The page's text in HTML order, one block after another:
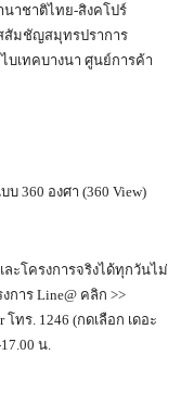
นาชาติไทย-สิงคโปร์
สัมชัญสมุทรปราการ
บเทคบางนา ศูนย์การค้า
360 องศา (360 View)
ะโครงการจริงได้ทุกวันไม่
าร Line@ คลิก >>
ทร. 1246 (กดเลือก เดอะ
น.